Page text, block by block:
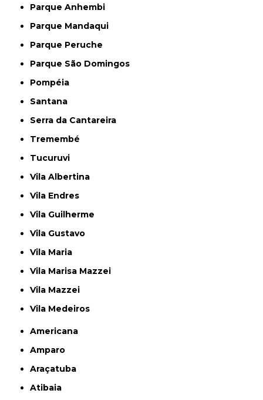
Parque Anhembi
Parque Mandaqui
Parque Peruche
Parque São Domingos
Pompéia
Santana
Serra da Cantareira
Tremembé
Tucuruvi
Vila Albertina
Vila Endres
Vila Guilherme
Vila Gustavo
Vila Maria
Vila Marisa Mazzei
Vila Mazzei
Vila Medeiros
Americana
Amparo
Araçatuba
Atibaia